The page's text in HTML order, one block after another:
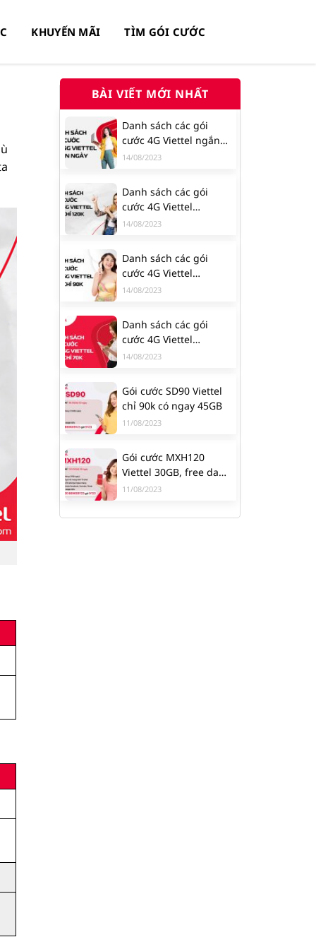
KHUYẾN MÃI TÌM GÓI CƯỚC
BÀI VIẾT MỚI NHẤT
Danh sách các gói
cước 4G Viettel ngắn
ngày
14/08/2023
Danh sách các gói
cước 4G Viettel
120K/tháng
14/08/2023
Danh sách các gói
cước 4G Viettel
90K/tháng
14/08/2023
Danh sách các gói
cước 4G Viettel
70K/tháng
14/08/2023
Gói cước SD90 Viettel
chỉ 90k có ngay 45GB
11/08/2023
Gói cước MXH120
Viettel 30GB, free data
Facebook, Youtube,
11/08/2023